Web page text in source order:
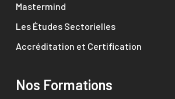
Mastermind
Les Études Sectorielles
Accréditation et Certification
Nos Formations